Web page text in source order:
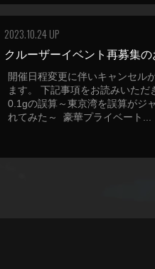
2023.10.24 UP
クルーザーイベント再募集
開催日程変更に伴いキャンセル
ます。 下記事項をお読みいただ
0.1gの誤算～東京湾を誤算がジ
れてみた～ 豪華プライベート...